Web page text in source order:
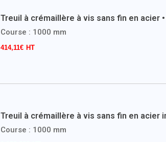
Treuil à crémaillère à vis sans fin en acier
Course : 1000 mm
414,11€
Treuil à crémaillère à vis sans fin en acier
Course : 1000 mm